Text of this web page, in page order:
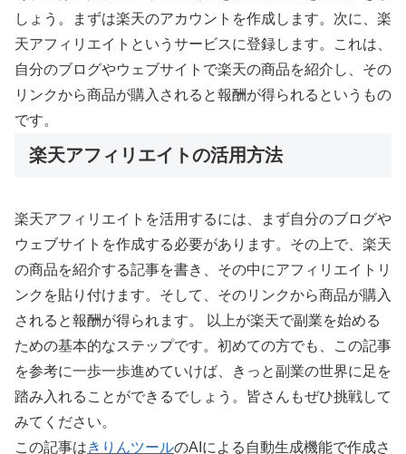
しょう。まずは楽天のアカウントを作成します。次に、楽
天アフィリエイトというサービスに登録します。これは、
自分のブログやウェブサイトで楽天の商品を紹介し、その
リンクから商品が購入されると報酬が得られるというもの
です。
楽天アフィリエイトの活用方法
楽天アフィリエイトを活用するには、まず自分のブログや
ウェブサイトを作成する必要があります。その上で、楽天
の商品を紹介する記事を書き、その中にアフィリエイトリ
ンクを貼り付けます。そして、そのリンクから商品が購入
されると報酬が得られます。 以上が楽天で副業を始める
ための基本的なステップです。初めての方でも、この記事
を参考に一歩一歩進めていけば、きっと副業の世界に足を
踏み入れることができるでしょう。皆さんもぜひ挑戦して
みてください。
この記事はきりんツールのAIによる自動生成機能で作成さ